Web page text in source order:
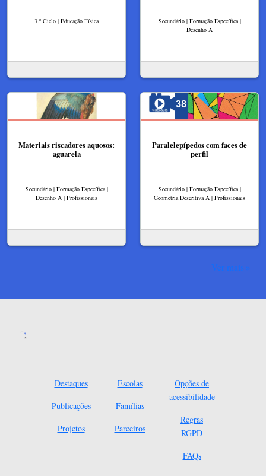
3.º Ciclo | Educação Física
Secundário | Formação Específica |
Desenho A
Materiais riscadores aquosos:
aguarela
Secundário | Formação Específica |
Desenho A | Profissionais
Paralelepípedos com faces de
perfil
Secundário | Formação Específica |
Geometria Descritiva A | Profissionais
Ver mais
Destaques
Publicações
Projetos
Escolas
Famílias
Parceiros
Opções de
acessibilidade
Regras
RGPD
FAQs